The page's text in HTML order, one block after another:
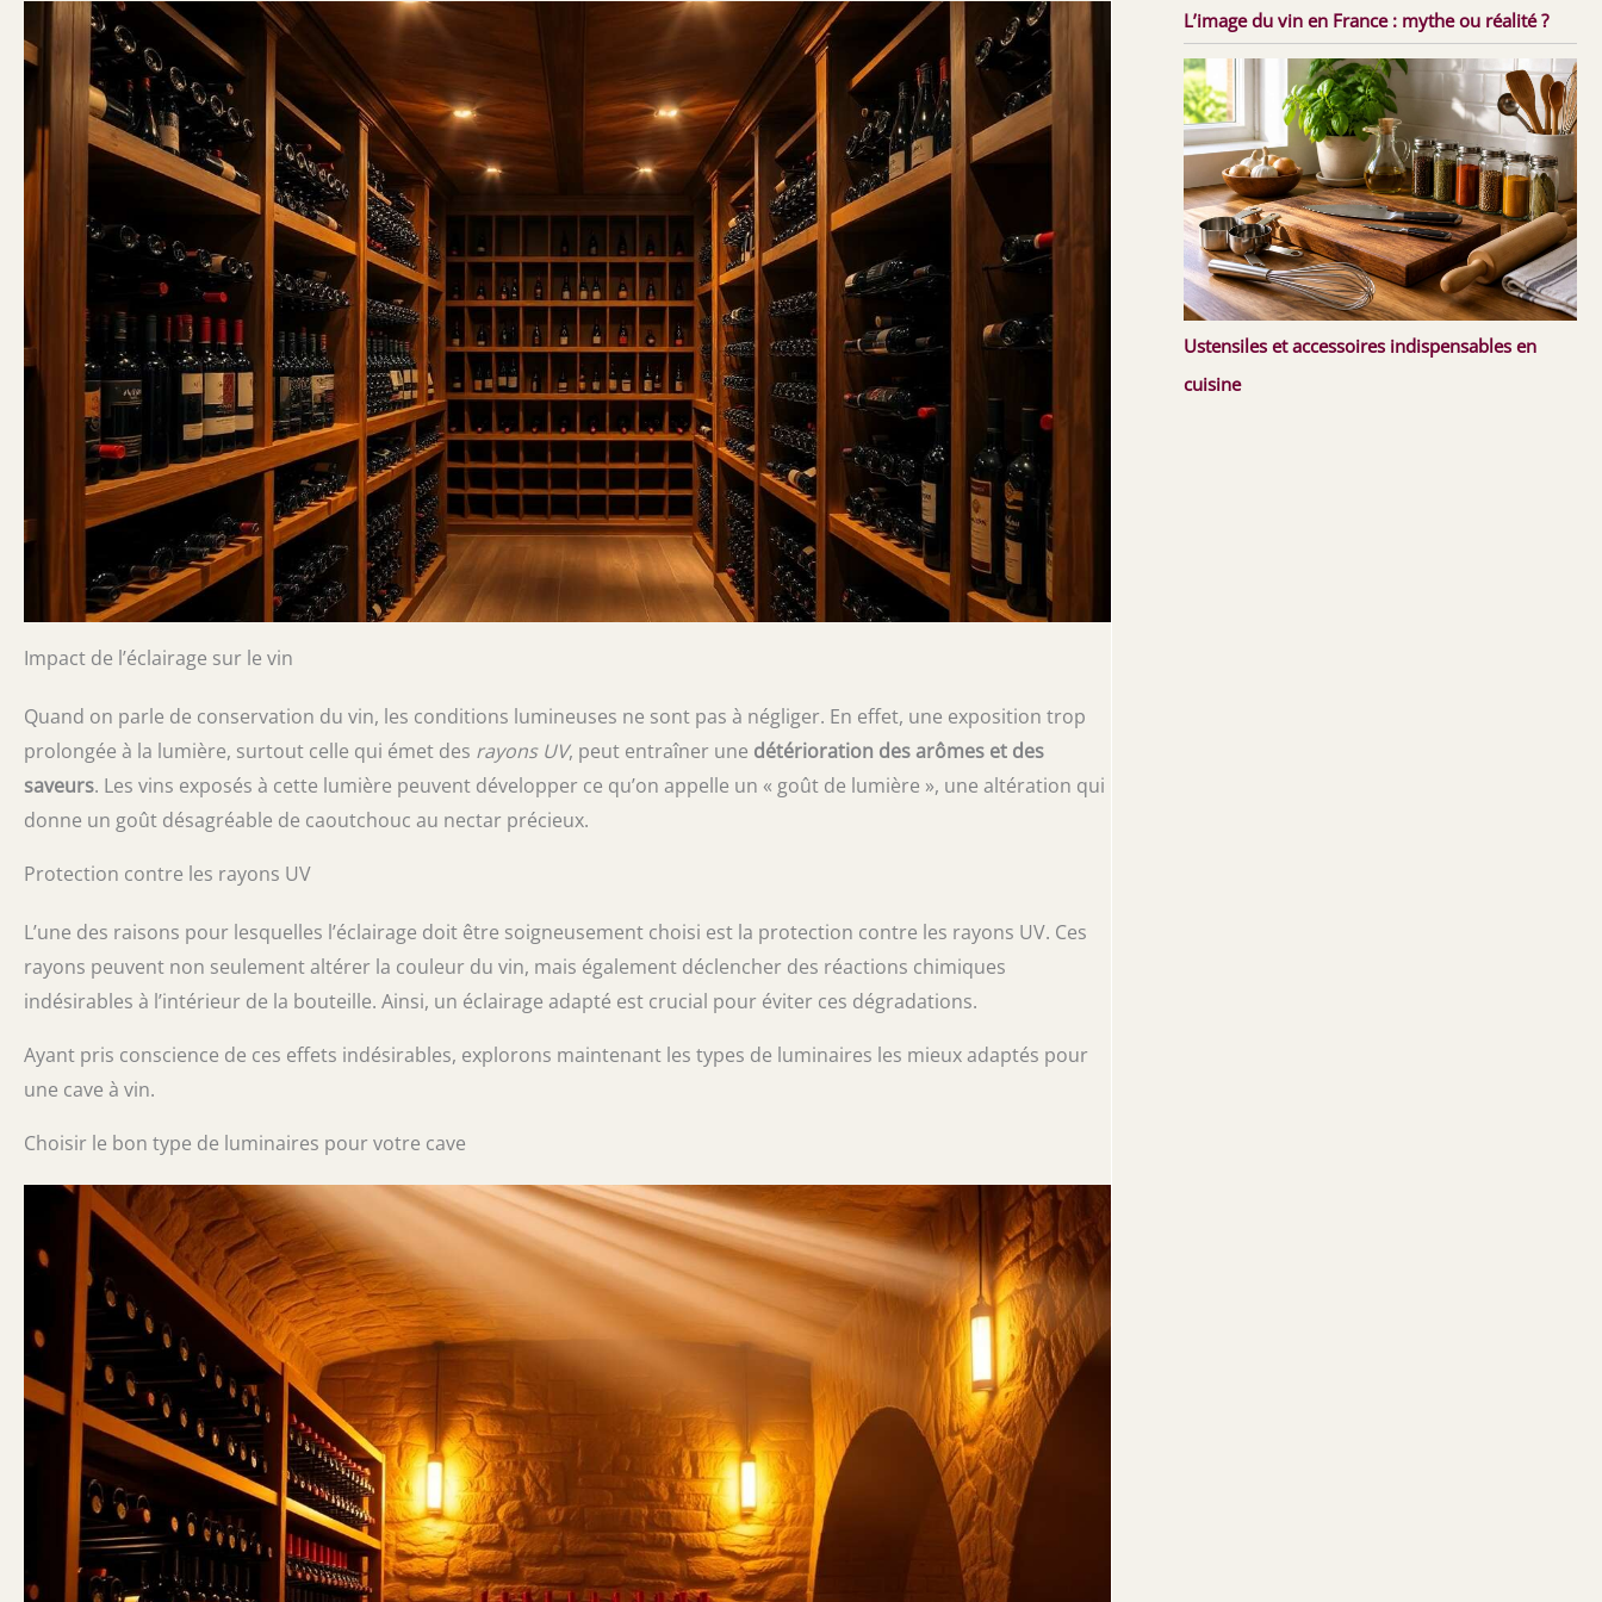
Impact de l’éclairage sur le vin
Quand on parle de conservation du vin, les conditions lumineuses ne sont pas à négliger. En effet, une exposition trop
prolongée à la lumière, surtout celle qui émet des rayons UV, peut entraîner une détérioration des arômes et des
saveurs. Les vins exposés à cette lumière peuvent développer ce qu’on appelle un « goût de lumière », une altération qui
donne un goût désagréable de caoutchouc au nectar précieux.
Protection contre les rayons UV
L’une des raisons pour lesquelles l’éclairage doit être soigneusement choisi est la protection contre les rayons UV. Ces
rayons peuvent non seulement altérer la couleur du vin, mais également déclencher des réactions chimiques
indésirables à l’intérieur de la bouteille. Ainsi, un éclairage adapté est crucial pour éviter ces dégradations.
Ayant pris conscience de ces effets indésirables, explorons maintenant les types de luminaires les mieux adaptés pour
une cave à vin.
Choisir le bon type de luminaires pour votre cave
L’image du vin en France : mythe ou réalité ?
Ustensiles et accessoires indispensables en
cuisine